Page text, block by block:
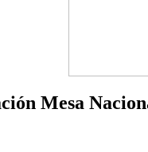
Mesa